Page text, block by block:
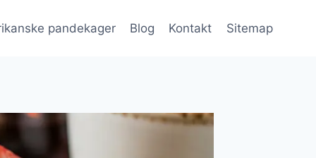
pandekager Blog Kontakt Sitemap